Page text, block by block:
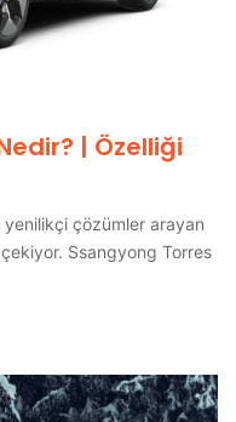
| Özelliği
çözümler arayan
Ssangyong Torres